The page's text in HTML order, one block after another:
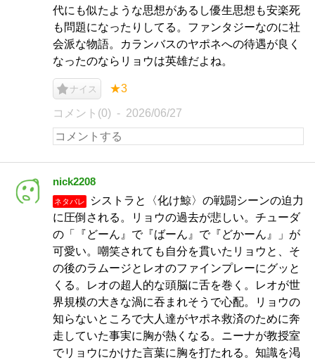
代にも似たような思想があるし優生思想も安楽死
も問題になったりしてる。ファンタジーなのに社
会派な物語。カランバスのヤポネへの待遇が良く
なったのならリョウは英雄だよね。
ナイス ★3
コメント(0) 2026/06/27
nick2208
ネタバレ
シストラと〈化け鯨〉の戦闘シーンの迫力
に圧倒される。リョウの過去が悲しい。チューダ
の「『どーん』で『ばーん』で『どかーん』」が
可愛い。嘲笑されても自分を貫いたリョウと、そ
の後のラムージとレオのファインプレーにグッと
くる。レオの超人的な頭脳に舌を巻く。レオが世
界規模の大きな渦に吞まれそうで心配。リョウの
知らないところで大人達がヤポネ救済のために奔
走していた事実に胸が熱くなる。ニーナが教授室
でリョウにかけた言葉に胸を打たれる。知識を渇